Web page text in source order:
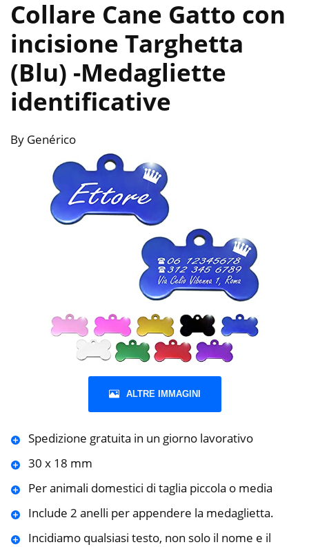
Collare Cane Gatto con
incisione Targhetta
(Blu) -Medagliette
identificative
By Genérico
ALTRE IMMAGINI
Spedizione gratuita in un giorno lavorativo
30 x 18 mm
Per animali domestici di taglia piccola o media
Include 2 anelli per appendere la medaglietta.
Incidiamo qualsiasi testo, non solo il nome e il